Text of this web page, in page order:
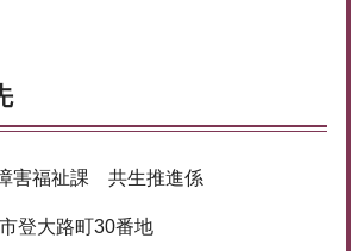
害福祉課 共生推進係
登大路町30番地